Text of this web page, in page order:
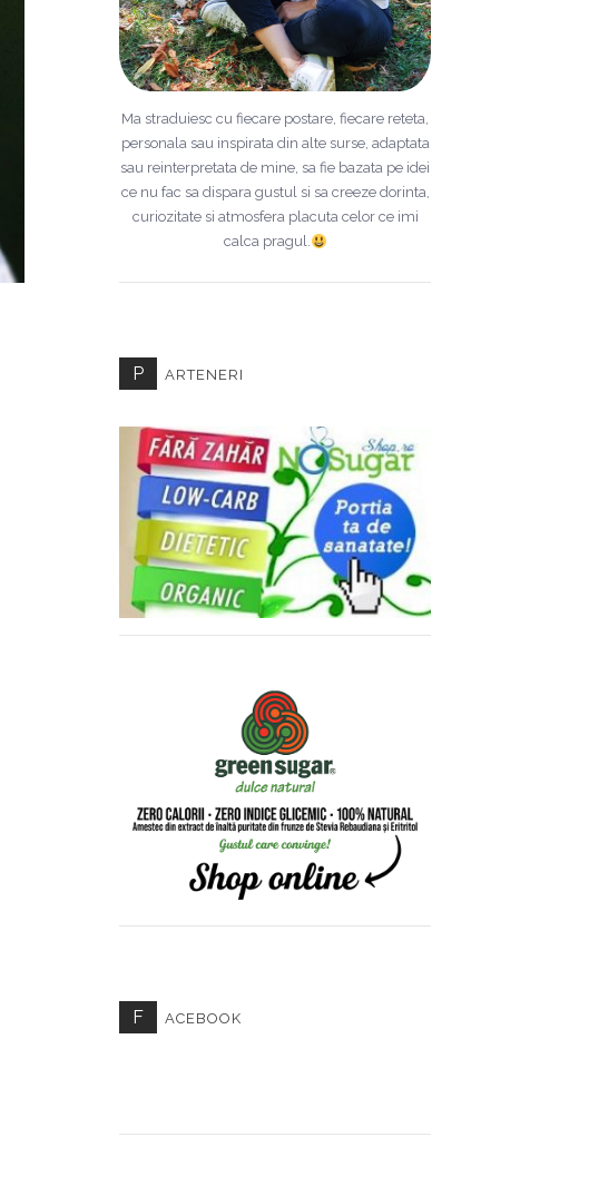
Ma straduiesc cu fiecare postare, fiecare reteta,
personala sau inspirata din alte surse, adaptata
sau reinterpretata de mine, sa fie bazata pe idei
ce nu fac sa dispara gustul si sa creeze dorinta,
curiozitate si atmosfera placuta celor ce imi
calca pragul.
P ARTENERI
F ACEBOOK